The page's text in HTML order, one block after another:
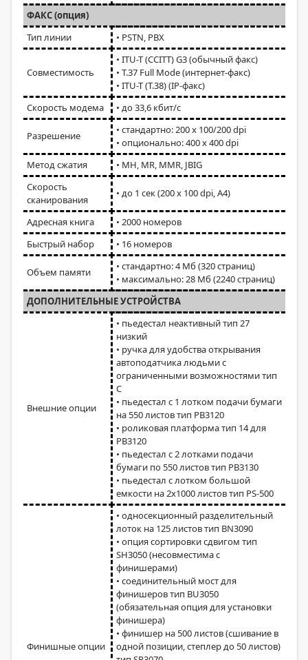
ФАКС (опция)
Тип линии
• PSTN, PBX
Совместимость
• ITU-T (CCITT) G3 (обычный факс)
• T.37 Full Mode (интернет-факс)
• ITU-T (T.38) (IP-факс)
Скорость модема
• до 33,6 кбит/с
Разрешение
• стандартно: 200 x 100/200 dpi
• опционально: 400 x 400 dpi
Метод сжатия
• MH, MR, MMR, JBIG
Скорость
сканирования
• до 1 сек (200 x 100 dpi, A4)
Адресная книга
• 2000 номеров
Быстрый набор
• 16 номеров
Объем памяти
• стандартно: 4 Мб (320 страниц)
• максимально: 28 Мб (2240 страниц)
ДОПОЛНИТЕЛЬНЫЕ УСТРОЙСТВА
Внешние опции
• пьедестал неактивный тип 27
низкий
• ручка для удобства открывания
автоподатчика людьми с
ограниченными возможностями тип
C
• пьедестал с 1 лотком подачи бумаги
на 550 листов тип PB3120
• роликовая платформа тип 14 для
PB3120
• пьедестал с 2 лотками подачи
бумаги по 550 листов тип PB3130
• пьедестал с лотком большой
емкости на 2x1000 листов тип PS-500
Финишные опции
• односекционный разделительный
лоток на 125 листов тип BN3090
• опция сортировки сдвигом тип
SH3050 (несовместима с
финишерами)
• соединительный мост для
финишеров тип BU3050
(обязательная опция для установки
финишера)
• финишер на 500 листов (сшивание в
одной позиции, степлер до 50 листов)